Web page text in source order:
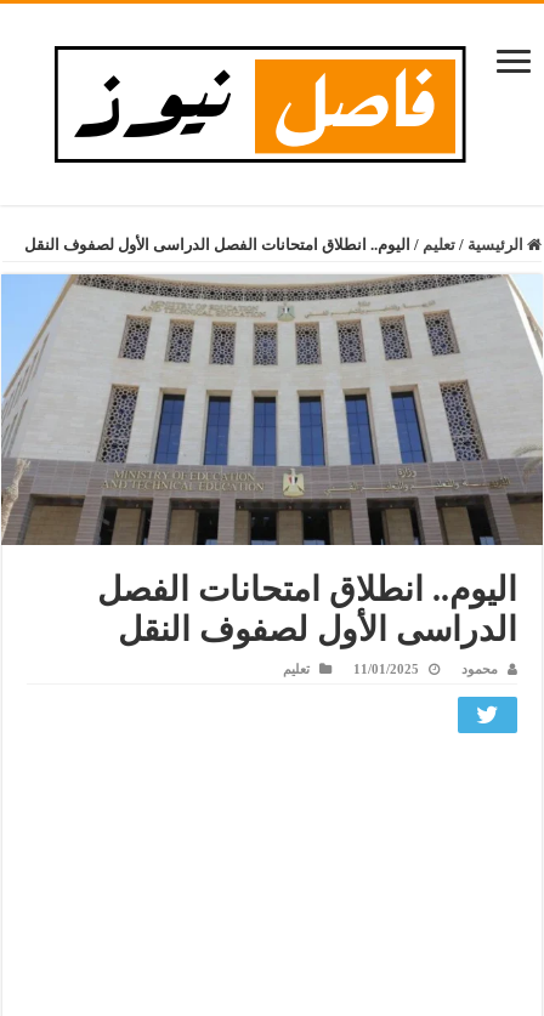
الرئيسية / تعليم / اليوم.. انطلاق امتحانات الفصل الدراسى الأول لصفوف النقل
اليوم.. انطلاق امتحانات الفصل
الدراسى الأول لصفوف النقل
محمود 11/01/2025 تعليم